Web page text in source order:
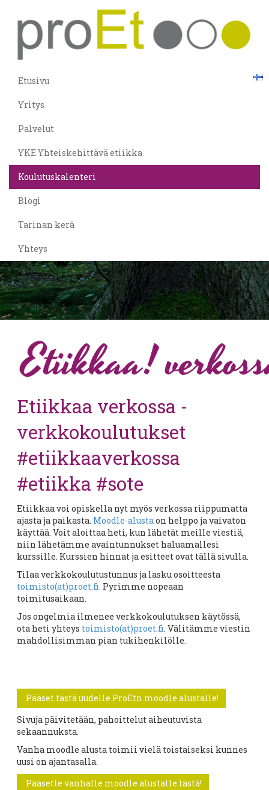
Etusivu
Yritys
Palvelut
YKE Yhteiskehittävä etiikka
Koulutuskalenteri
Blogi
Tarinan kerä
Yhteys
Etiikkaa verkossa -
verkkokoulutukset
#etiikkaaverkossa
#etiikka #sote
Etiikkaa voi opiskella nyt myös verkossa riippumatta
ajasta ja paikasta. Moodle-alustaon helppo ja vaivaton
käyttää. Voit aloittaa heti, kun lähetät meille viestiä,
niin lähetämme avaintunnukset haluamallesi
kurssille. Kurssien hinnat ja esitteet ovat tällä sivulla.
Tilaa verkkokoulutustunnus ja lasku osoitteesta
toimisto(at)proet.fi. Pyrimme nopeaan
toimitusaikaan.
Jos ongelmia ilmenee verkkokoulutuksen käytössä,
ota heti yhteys toimisto(at)proet.fi. Välitämme viestin
mahdollisimman pian tukihenkilölle.
Pääset tästä uudelle ProEtn moodle alustalle!
Sivuja päivitetään, pahoittelut aiheutuvista
sekaannuksta.
Vanha moodle alusta toimii vielä toistaiseksi kunnes
uusi on ajantasalla.
Pääsette vanhalle moodle alustalle tästä!